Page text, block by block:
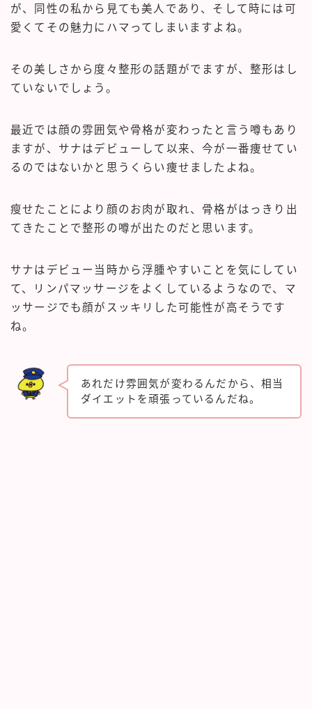
が、同性の私から見ても美人であり、そして時には可
愛くてその魅力にハマってしまいますよね。
その美しさから度々整形の話題がでますが、整形はし
ていないでしょう。
最近では顔の雰囲気や骨格が変わったと言う噂もあり
ますが、サナはデビューして以来、今が一番痩せてい
るのではないかと思うくらい痩せましたよね。
瘦せたことにより顔のお肉が取れ、骨格がはっきり出
てきたことで整形の噂が出たのだと思います。
サナはデビュー当時から浮腫やすいことを気にしてい
て、リンパマッサージをよくしているようなので、マ
ッサージでも顔がスッキリした可能性が高そうです
ね。
あれだけ雰囲気が変わるんだから、相当
ダイエットを頑張っているんだね。